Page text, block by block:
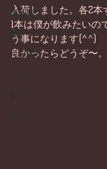
畑仕事
日常
お知らせ
入荷しました。各2本
1本は僕が飲みたいの
う事になります(^^)
良かったらどうぞ〜。